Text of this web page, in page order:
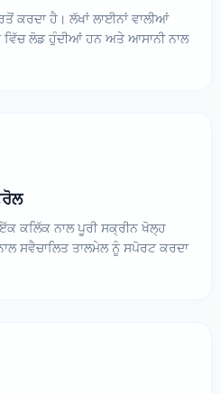
ਕਰਦਾ ਹੈ। ਲੱਖਾਂ ਲਾਈਨਾਂ ਵਾਲੀਆਂ
ਵਿੱਚ ਲੋਡ ਹੁੰਦੀਆਂ ਹਨ ਅਤੇ ਆਸਾਨੀ ਨਾਲ
ਕਲਿੱਕ ਨਾਲ ਪੂਰੀ ਸਕ੍ਰੀਨ ਖੋਲ੍ਹ
ਸਵੈਚਾਲਿਤ ਤਾਲਮੇਲ ਨੂੰ ਸਪੋਰਟ ਕਰਦਾ